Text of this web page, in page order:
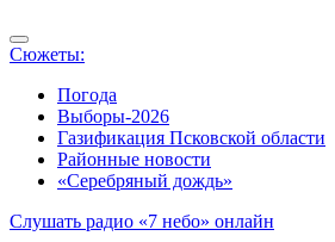
Сюжеты:
Погода
Выборы-2026
Газификация Псковской области
Районные новости
«Серебряный дождь»
Слушать радио «7 небо» онлайн